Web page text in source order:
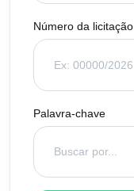
Número da licitação
Palavra-chave